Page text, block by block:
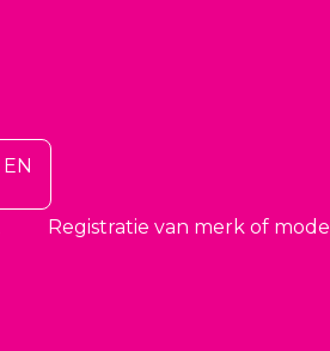
EN
Registratie van merk of model